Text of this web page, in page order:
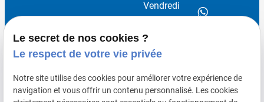
Vendredi
Remplacement pare-brise
Carrosserie
Reprogrammation / Optimisation moteur
Le secret de nos cookies ?
Le respect de votre vie privée
Notre site utilise des cookies pour améliorer votre expérience de
navigation et vous offrir un contenu personnalisé. Les cookies